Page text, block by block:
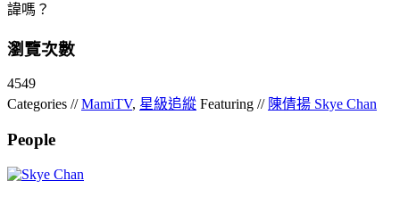
諱嗎？
瀏覽次數
4549
Categories //MamiTV, 星級追縱 Featuring // 陳倩揚 Skye Chan
People